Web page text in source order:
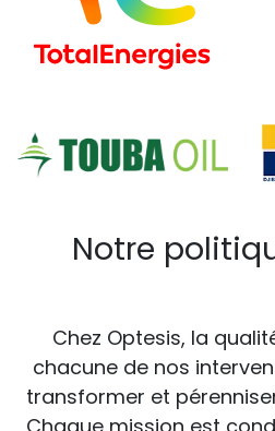
Notre
Chez Optesis, la
chacune de nos
transformer et